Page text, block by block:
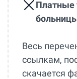
Платные
Весь
ссылкам,
скачается